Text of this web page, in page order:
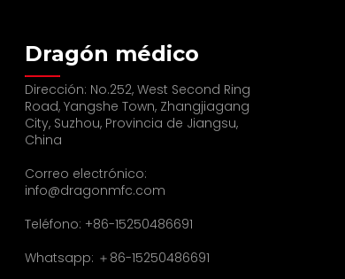
Dragón médico
Dirección: No.252, West Second Ring
Road, Yangshe Town, Zhangjiagang
City, Suzhou, Provincia de Jiangsu,
China
Correo electrónico:
info@dragonmfc.com
Teléfono: +86-15250486691
Whatsapp: ＋86-15250486691